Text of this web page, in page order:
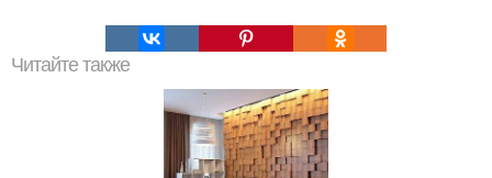
Читайте также